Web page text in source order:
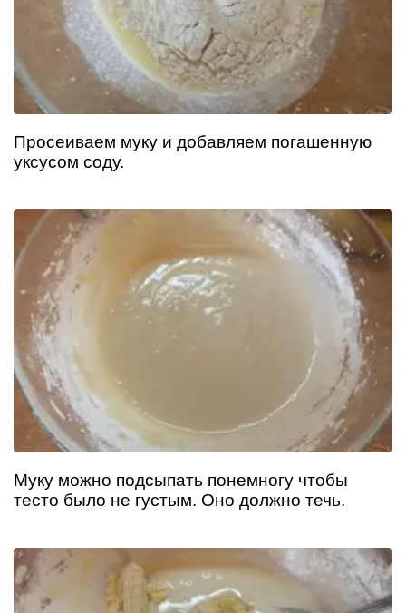
Просеиваем муку и добавляем погашенную
уксусом соду.
Муку можно подсыпать понемногу чтобы
тесто было не густым. Оно должно течь.